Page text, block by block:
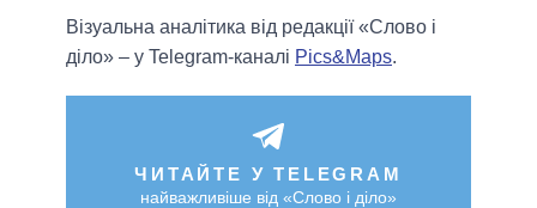
Візуальна аналітика від редакції «Слово і
діло» – у Telegram-каналі Pics&Maps.
ЧИТАЙТЕ У TELEGRAM
найважливіше від «Слово і діло»